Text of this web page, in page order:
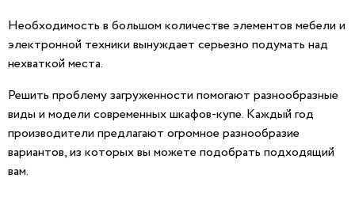
Необходимость в большом количестве элементов мебели и
электронной техники вынуждает серьезно подумать над
нехваткой места.
Решить проблему загруженности помогают разнообразные
виды и модели современных шкафов-купе. Каждый год
производители предлагают огромное разнообразие
вариантов, из которых вы можете подобрать подходящий
вам.